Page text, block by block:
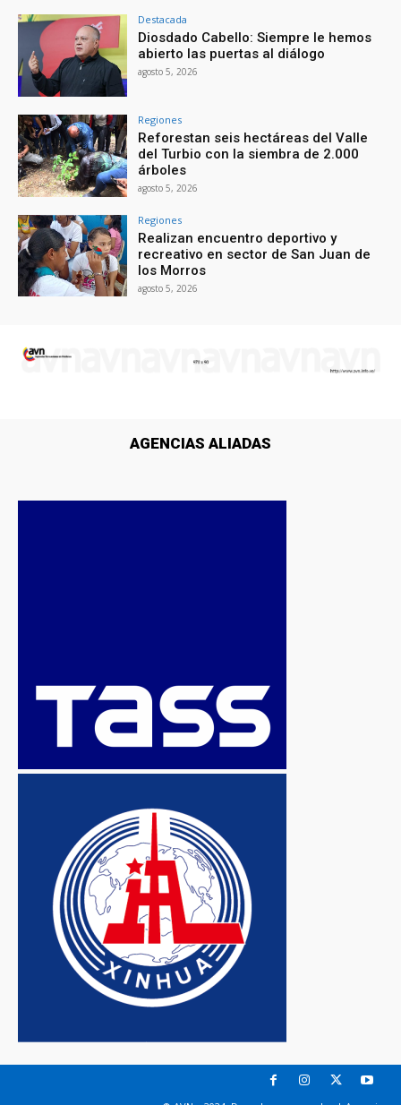
Destacada
Diosdado Cabello: Siempre le hemos
abierto las puertas al diálogo
agosto 5, 2026
Regiones
Reforestan seis hectáreas del Valle
del Turbio con la siembra de 2.000
árboles
agosto 5, 2026
Regiones
Realizan encuentro deportivo y
recreativo en sector de San Juan de
los Morros
agosto 5, 2026
AGENCIAS ALIADAS